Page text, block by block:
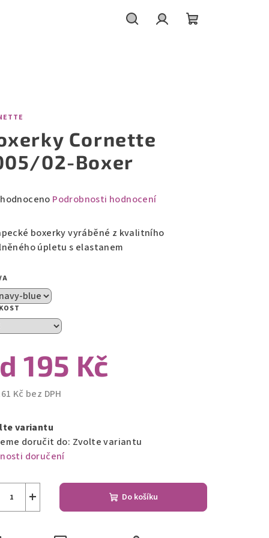
Cornette
02-Boxer
Podrobnosti hodnocení
boxerky vyráběné z kvalitního
úpletu s elastanem
195 Kč
Kč bez DPH
variantu
doručit do: Zvolte variantu
doručení
+ Do košíku